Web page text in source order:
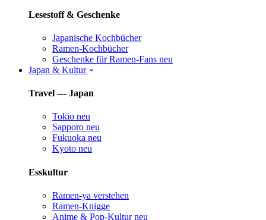
Lesestoff & Geschenke
Japanische Kochbücher
Ramen-Kochbücher
Geschenke für Ramen-Fans neu
Japan & Kultur
Travel — Japan
Tokio neu
Sapporo neu
Fukuoka neu
Kyoto neu
Esskultur
Ramen-ya verstehen
Ramen-Knigge
Anime & Pop-Kultur neu